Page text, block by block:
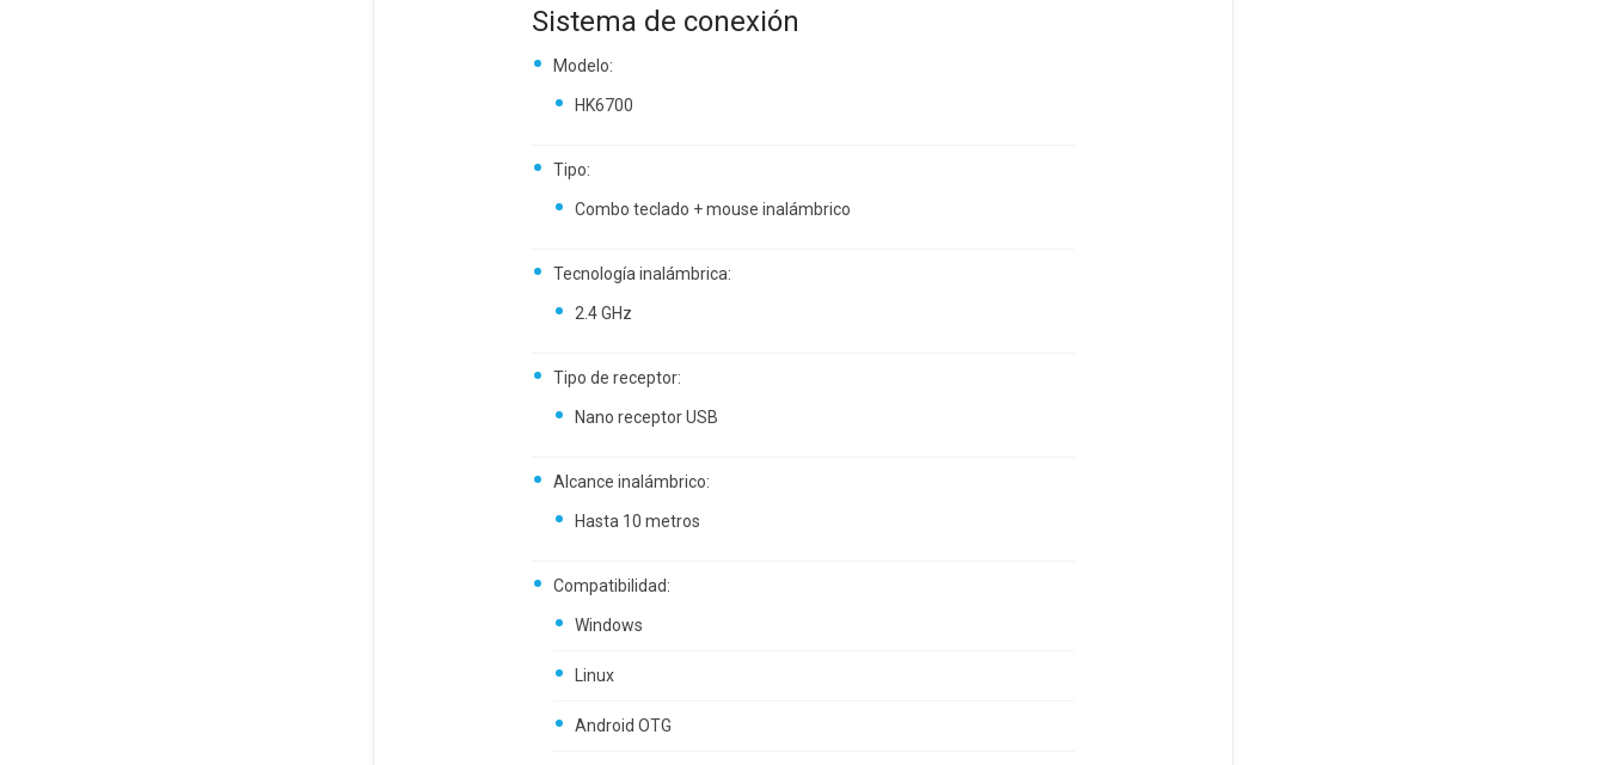
Sistema de conexión
Modelo:
HK6700
Tipo:
Combo teclado + mouse inalámbrico
Tecnología inalámbrica:
2.4 GHz
Tipo de receptor:
Nano receptor USB
Alcance inalámbrico:
Hasta 10 metros
Compatibilidad:
Windows
Linux
Android OTG